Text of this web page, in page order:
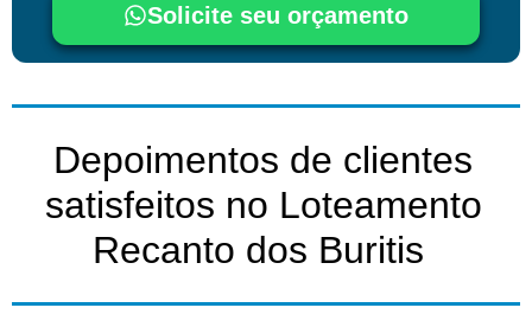
Solicite seu orçamento
Depoimentos de clientes
satisfeitos no Loteamento
Recanto dos Buritis ​